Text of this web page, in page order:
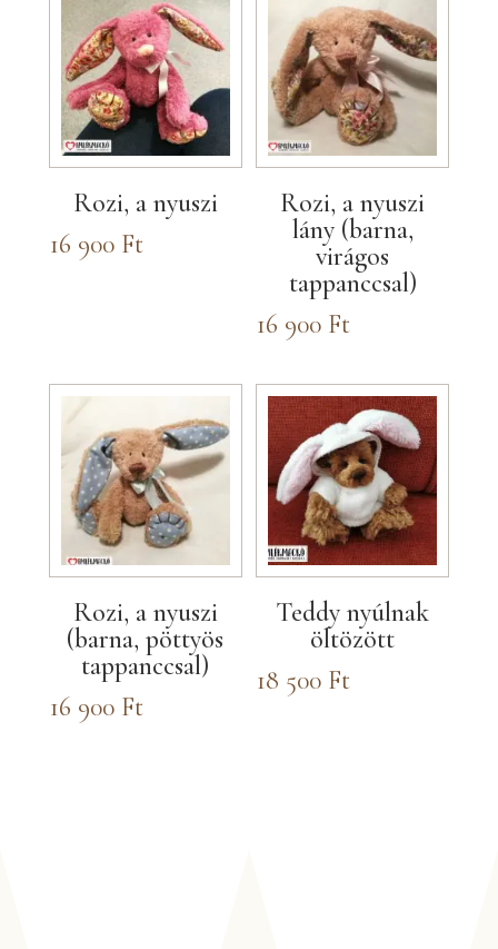
Rozi, a nyuszi
16 900 Ft
Rozi, a nyuszi
lány (barna,
virágos
tappanccsal)
16 900 Ft
Rozi, a nyuszi
(barna, pöttyös
tappanccsal)
16 900 Ft
Teddy nyúlnak
öltözött
18 500 Ft